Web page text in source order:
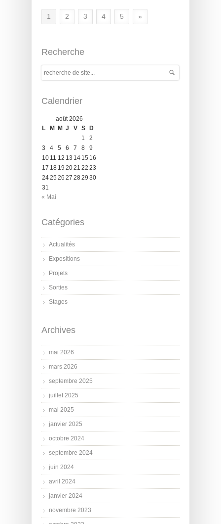
1 2 3 4 5 »
Recherche
Calendrier
août 2026
L
M M J V S D
1
2
3
4 5 6 7 8
9
10 11 12 13 14 15 16
17 18 19 2021 22 23
2425 26 27 2829 30
31
« Mai
Catégories
Actualités
Expositions
Projets
Sorties
Stages
Archives
mai 2026
mars 2026
septembre 2025
juillet 2025
mai 2025
janvier 2025
octobre 2024
septembre 2024
juin 2024
avril 2024
janvier 2024
novembre 2023